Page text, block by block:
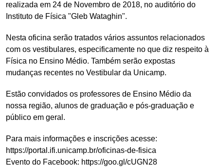
realizada em 24 de Novembro de 2018, no auditório do
Instituto de Física "Gleb Wataghin".
Nesta oficina serão tratados vários assuntos relacionados
com os vestibulares, especificamente no que diz respeito à
Física no Ensino Médio. Também serão expostas
mudanças recentes no Vestibular da Unicamp.
Estão convidados os professores de Ensino Médio da
nossa região, alunos de graduação e pós-graduação e
público em geral.
Para mais informações e inscrições acesse:
https://portal.ifi.unicamp.br/oficinas-de-fisica
Evento do Facebook: https://goo.gl/cUGN28